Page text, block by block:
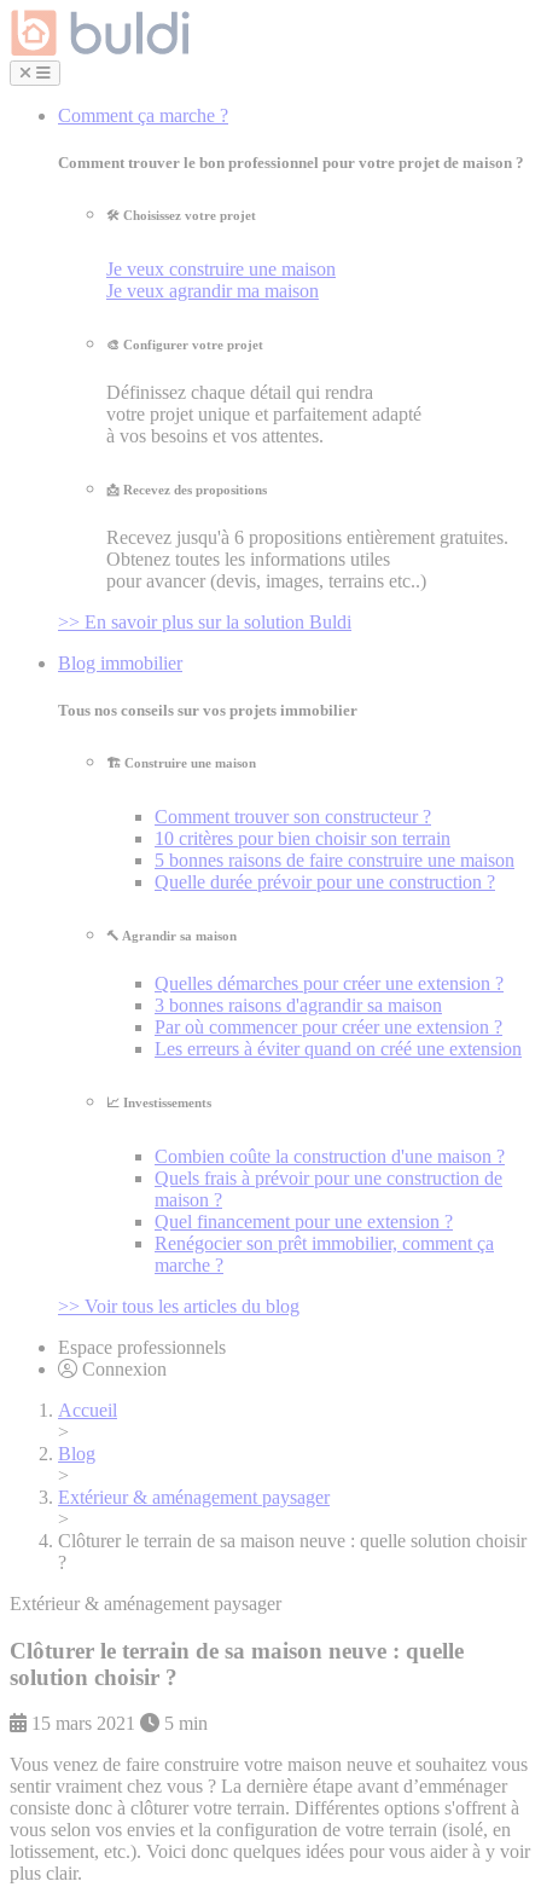
Comment ça marche ?
Comment trouver le bon professionnel pour votre projet de maison ?
🛠 Choisissez votre projet
Je veux construire une maison
Je veux agrandir ma maison
🎨 Configurer votre projet
Définissez chaque détail qui rendra
votre projet unique et parfaitement adapté
à vos besoins et vos attentes.
📩 Recevez des propositions
Recevez jusqu'à 6 propositions entièrement gratuites.
Obtenez toutes les informations utiles
pour avancer (devis, images, terrains etc..)
>> En savoir plus sur la solution Buldi
Blog immobilier
Tous nos conseils sur vos projets immobilier
🏗️ Construire une maison
Comment trouver son constructeur ?
10 critères pour bien choisir son terrain
5 bonnes raisons de faire construire une maison
Quelle durée prévoir pour une construction ?
🔨 Agrandir sa maison
Quelles démarches pour créer une extension ?
3 bonnes raisons d'agrandir sa maison
Par où commencer pour créer une extension ?
Les erreurs à éviter quand on créé une extension
📈 Investissements
Combien coûte la construction d'une maison ?
Quels frais à prévoir pour une construction de
maison ?
Quel financement pour une extension ?
Renégocier son prêt immobilier, comment ça
marche ?
>> Voir tous les articles du blog
Espace professionnels
Connexion
Accueil
>
Blog
>
Extérieur & aménagement paysager
>
Clôturer le terrain de sa maison neuve : quelle solution choisir
?
Extérieur & aménagement paysager
Clôturer le terrain de sa maison neuve : quelle
solution choisir ?
15 mars 2021
5 min
Vous venez de faire construire votre maison neuve et souhaitez vous
sentir vraiment chez vous ? La dernière étape avant d’emménager
consiste donc à clôturer votre terrain. Différentes options s'offrent à
vous selon vos envies et la configuration de votre terrain (isolé, en
lotissement, etc.). Voici donc quelques idées pour vous aider à y voir
plus clair.